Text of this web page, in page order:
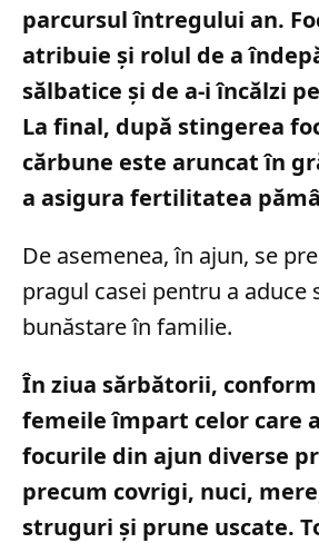
parcursul întregului an.
atribuie și rolul de a
sălbatice și de a-i încălzi
La final, după stingerea
cărbune este aruncat în
a asigura fertilitatea
De asemenea, în ajun, se
pragul casei pentru a aduce
bunăstare în familie.
În ziua sărbătorii,
femeile împart celor care
focurile din ajun diverse
precum covrigi, nuci,
struguri și prune uscate.